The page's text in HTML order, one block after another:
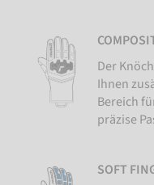
Der
Ihnen
Bereich
präzise
SOFT